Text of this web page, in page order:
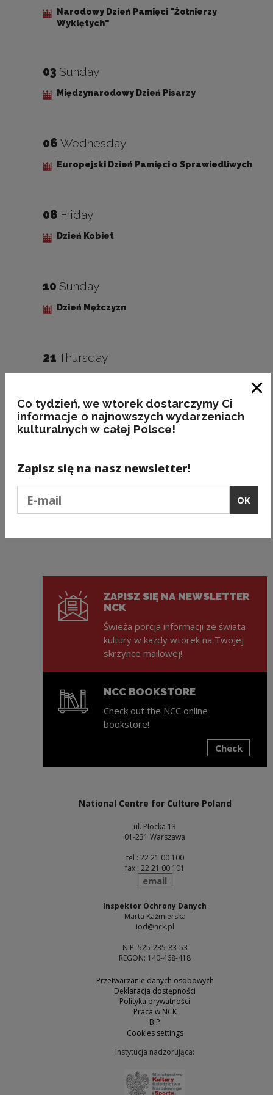
Narodowy Dzień Pamięci "Żołnierzy
Wyklętych"
03 Sunday
Międzynarodowy Dzień Pisarzy
06 Wednesday
Europejski Dzień Pamięci o Sprawiedliwych
08 Friday
Dzień Kobiet
10 Sunday
Dzień Mężczyzn
21 Thursday
24Sunday
27Wednesday
ZAPISZ SIĘ NA NEWSLETTER
NCK
Świeża porcja informacji ze świata
kultury w każdy wtorek na Twojej
skrzynce mailowej!
NCC BOOKSTORE
Check out the NCC online
bookstore!
Check
National Centre for Culture Poland
ul. Płocka 13
01-231 Warszawa
tel : 22 21 00 100
fax : 22 21 00 101
send
email
Inspektor Ochrony Danych
Marta Kaźmierska
iod@nck.pl
NIP: 525-235-83-53
REGON: 140-468-418
Przetwarzanie danych osobowych
Deklaracja dostępności
Polityka prywatności
Praca w NCK
BIP
Cookies settings
Instytucja nadzorująca:
Co tydzień, we wtorek dostarczymy Ci
informacje o najnowszych wydarzeniach
kulturalnych w całej Polsce!
Zapisz się na nasz newsletter!
OK